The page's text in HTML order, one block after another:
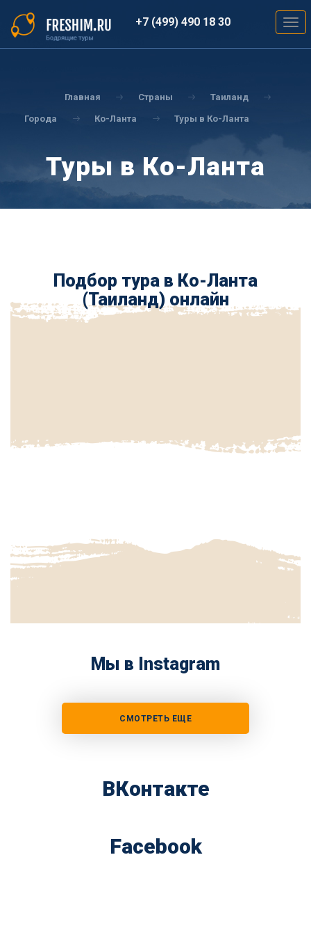
основному
содержанию
+7 (499) 490 18 30
Главная Страны Таиланд
Города Ко-Ланта Туры в Ко-Ланта
Туры в Ко-Ланта
Подбор тура в Ко-Ланта
(Таиланд) онлайн
Мы в Instagram
СМОТРЕТЬ ЕЩЕ
ВКонтакте
Facebook